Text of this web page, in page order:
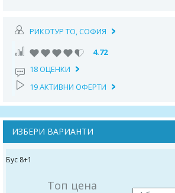
РИКОТУР TO, СОФИЯ
4.72
18 ОЦЕНКИ
19 АКТИВНИ ОФЕРТИ
ИЗБЕРИ ВАРИАНТИ
Бус 8+1
Топ цена